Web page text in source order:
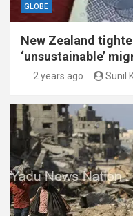
GLOBE
New Zealand
‘unsustainable’
2 years ago Sunil